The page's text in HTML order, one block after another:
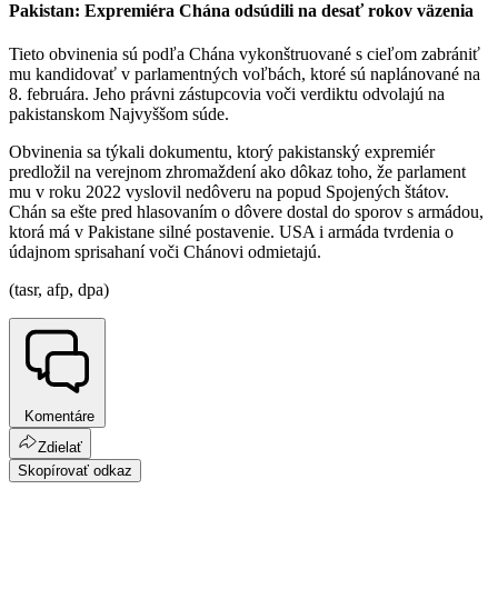
Pakistan: Expremiéra Chána odsúdili na desať rokov väzenia
Tieto obvinenia sú podľa Chána vykonštruované s cieľom zabrániť
mu kandidovať v parlamentných voľbách, ktoré sú naplánované na
8. februára. Jeho právni zástupcovia voči verdiktu odvolajú na
pakistanskom Najvyššom súde.
Obvinenia sa týkali dokumentu, ktorý pakistanský expremiér
predložil na verejnom zhromaždení ako dôkaz toho, že parlament
mu v roku 2022 vyslovil nedôveru na popud Spojených štátov.
Chán sa ešte pred hlasovaním o dôvere dostal do sporov s armádou,
ktorá má v Pakistane silné postavenie. USA i armáda tvrdenia o
údajnom sprisahaní voči Chánovi odmietajú.
(tasr, afp, dpa)
Komentáre
Zdielať
Skopírovať odkaz